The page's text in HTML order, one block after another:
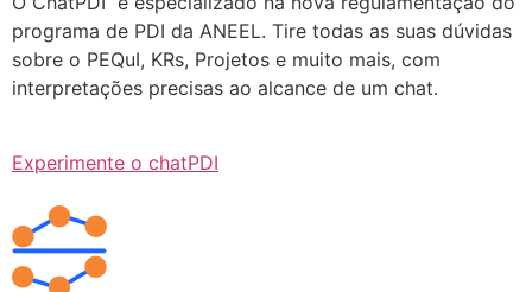
programa de PDI da ANEEL. Tire todas as suas dúvidas
sobre o PEQuI, KRs, Projetos e muito mais, com
interpretações precisas ao alcance de um chat.
Experimente o chatPDI